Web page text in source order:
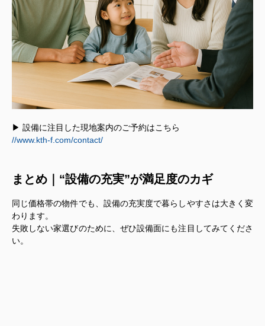
▶ 設備に注目した現地案内のご予約はこちら
//www.kth-f.com/contact/
まとめ｜“設備の充実”が満足度のカギ
同じ価格帯の物件でも、設備の充実度で暮らしやすさは大きく変
わります。
失敗しない家選びのために、ぜひ設備面にも注目してみてくださ
い。